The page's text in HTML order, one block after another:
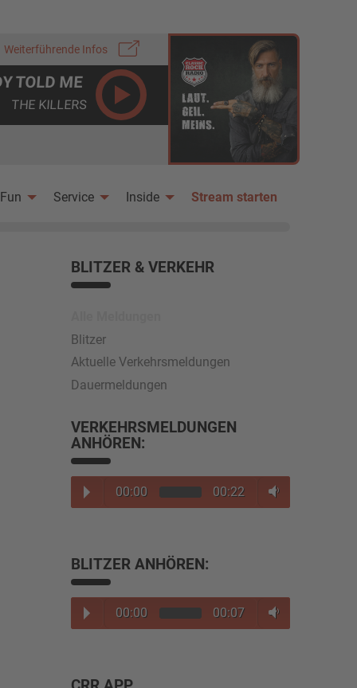
Weiterführende Infos
TOLD ME
THE KILLERS
Fun Service Inside Stream starten
BLITZER & VERKEHR
Blitzer
Aktuelle Verkehrsmeldungen
Dauermeldungen
VERKEHRSMELDUNGEN
ANHÖREN:
00:00 00:22
BLITZER ANHÖREN:
00:00 00:07